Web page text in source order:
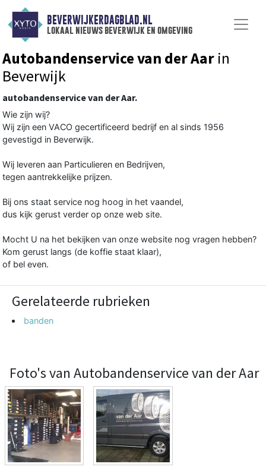
BEVERWIJKERDAGBLAD.NL
lokaal nieuws beverwijk en omgeving
Autobandenservice van der Aar in
Beverwijk
autobandenservice van der Aar.
Wie zijn wij?
Wij zijn een VACO gecertificeerd bedrijf en al sinds 1956
gevestigd in Beverwijk.
Wij leveren aan Particulieren en Bedrijven,
tegen aantrekkelijke prijzen.
Bij ons staat service nog hoog in het vaandel,
dus kijk gerust verder op onze web site.
Mocht U na het bekijken van onze website nog vragen hebben?
Kom gerust langs (de koffie staat klaar),
of bel even.
Gerelateerde rubrieken
banden
Foto's van Autobandenservice van der Aar